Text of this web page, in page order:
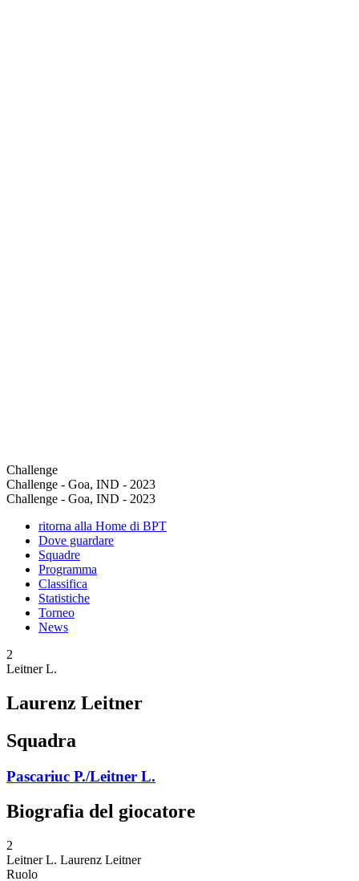
Challenge
Challenge - Goa, IND - 2023
Challenge - Goa, IND - 2023
ritorna alla Home di BPT
Dove guardare
Squadre
Programma
Classifica
Statistiche
Torneo
News
2
Leitner L.
Laurenz Leitner
Squadra
Pascariuc P./Leitner L.
Biografia del giocatore
2
Leitner L. Laurenz Leitner
Ruolo